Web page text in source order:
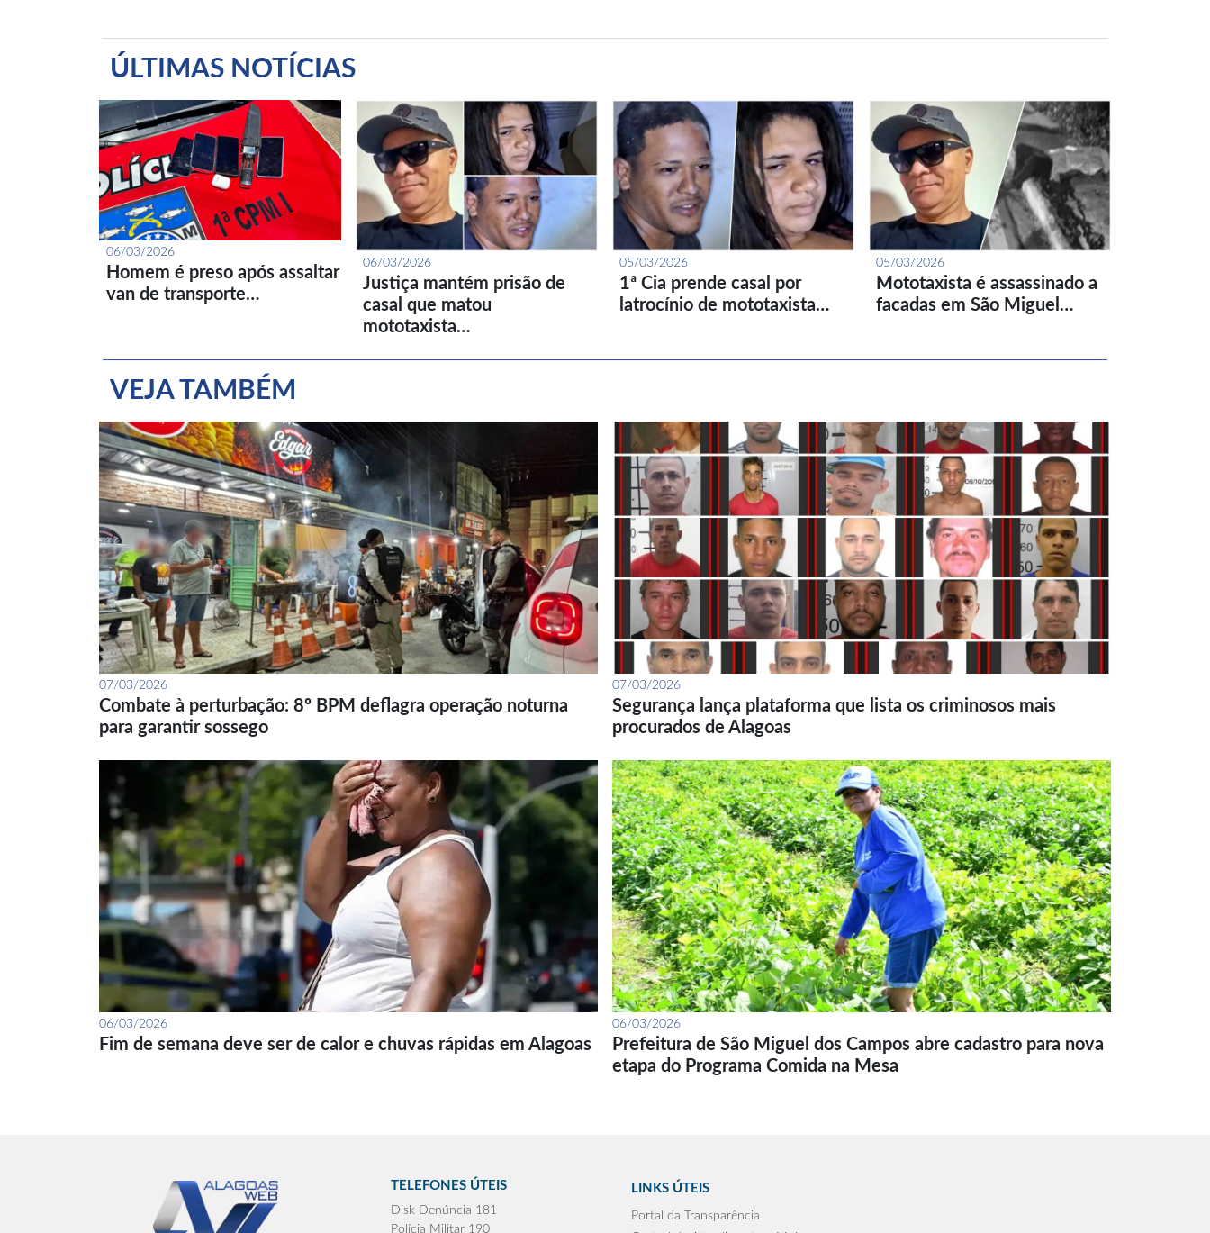
ÚLTIMAS NOTÍCIAS
06/03/2026
Homem é preso após assaltar
van de transporte…
06/03/2026
Justiça mantém prisão de
casal que matou
mototaxista…
05/03/2026
1ª Cia prende casal por
latrocínio de mototaxista…
05/03/2026
Mototaxista é assassinado a
facadas em São Miguel…
VEJA TAMBÉM
07/03/2026
Combate à perturbação: 8º BPM deflagra operação noturna
para garantir sossego
07/03/2026
Segurança lança plataforma que lista os criminosos mais
procurados de Alagoas
06/03/2026
Fim de semana deve ser de calor e chuvas rápidas em Alagoas
06/03/2026
Prefeitura de São Miguel dos Campos abre cadastro para nova
etapa do Programa Comida na Mesa
TELEFONES ÚTEIS
Disk Denúncia 181
Polícia Militar 190
LINKS ÚTEIS
Portal da Transparência